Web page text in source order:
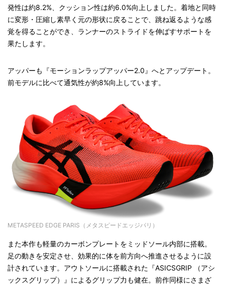
発性は約8.2%、クッション性は約6.0%向上しました。着地と同時
に変形・圧縮し素早く元の形状に戻ることで、跳ね返るような感
覚を得ることができ、ランナーのストライドを伸ばすサポートを
果たします。
アッパーも『モーションラップアッパー2.0』へとアップデート。
前モデルに比べて通気性が約8%向上しています。
METASPEED EDGE PARIS（メタスピードエッジパリ）
また本作も軽量のカーボンプレートをミッドソール内部に搭載。
足の動きを安定させ、効果的に体を前方向へ推進させるように設
計されています。アウトソールに搭載された『ASICSGRIP （アシ
ックスグリップ）』によるグリップ力も健在。前作同様にさまざ